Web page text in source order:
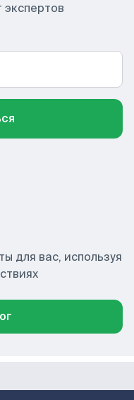
для вас, используя